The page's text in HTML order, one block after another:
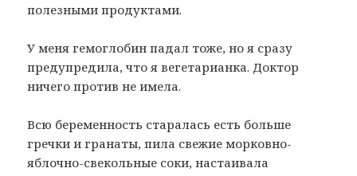
полезными продуктами.
У меня гемоглобин падал тоже, но я сразу
предупредила, что я вегетарианка. Доктор
ничего против не имела.
Всю беременность старалась есть больше
гречки и гранаты, пила свежие морковно-
яблочно-свекольные соки, настаивала